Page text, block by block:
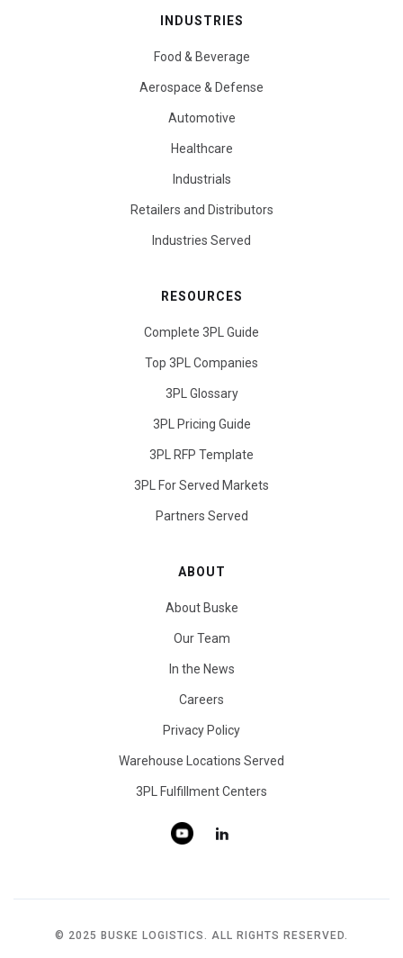
INDUSTRIES
Food & Beverage
Aerospace & Defense
Automotive
Healthcare
Industrials
Retailers and Distributors
Industries Served
RESOURCES
Complete 3PL Guide
Top 3PL Companies
3PL Glossary
3PL Pricing Guide
3PL RFP Template
3PL For Served Markets
Partners Served
ABOUT
About Buske
Our Team
In the News
Careers
Privacy Policy
Warehouse Locations Served
3PL Fulfillment Centers
© 2025 BUSKE LOGISTICS. ALL RIGHTS RESERVED.